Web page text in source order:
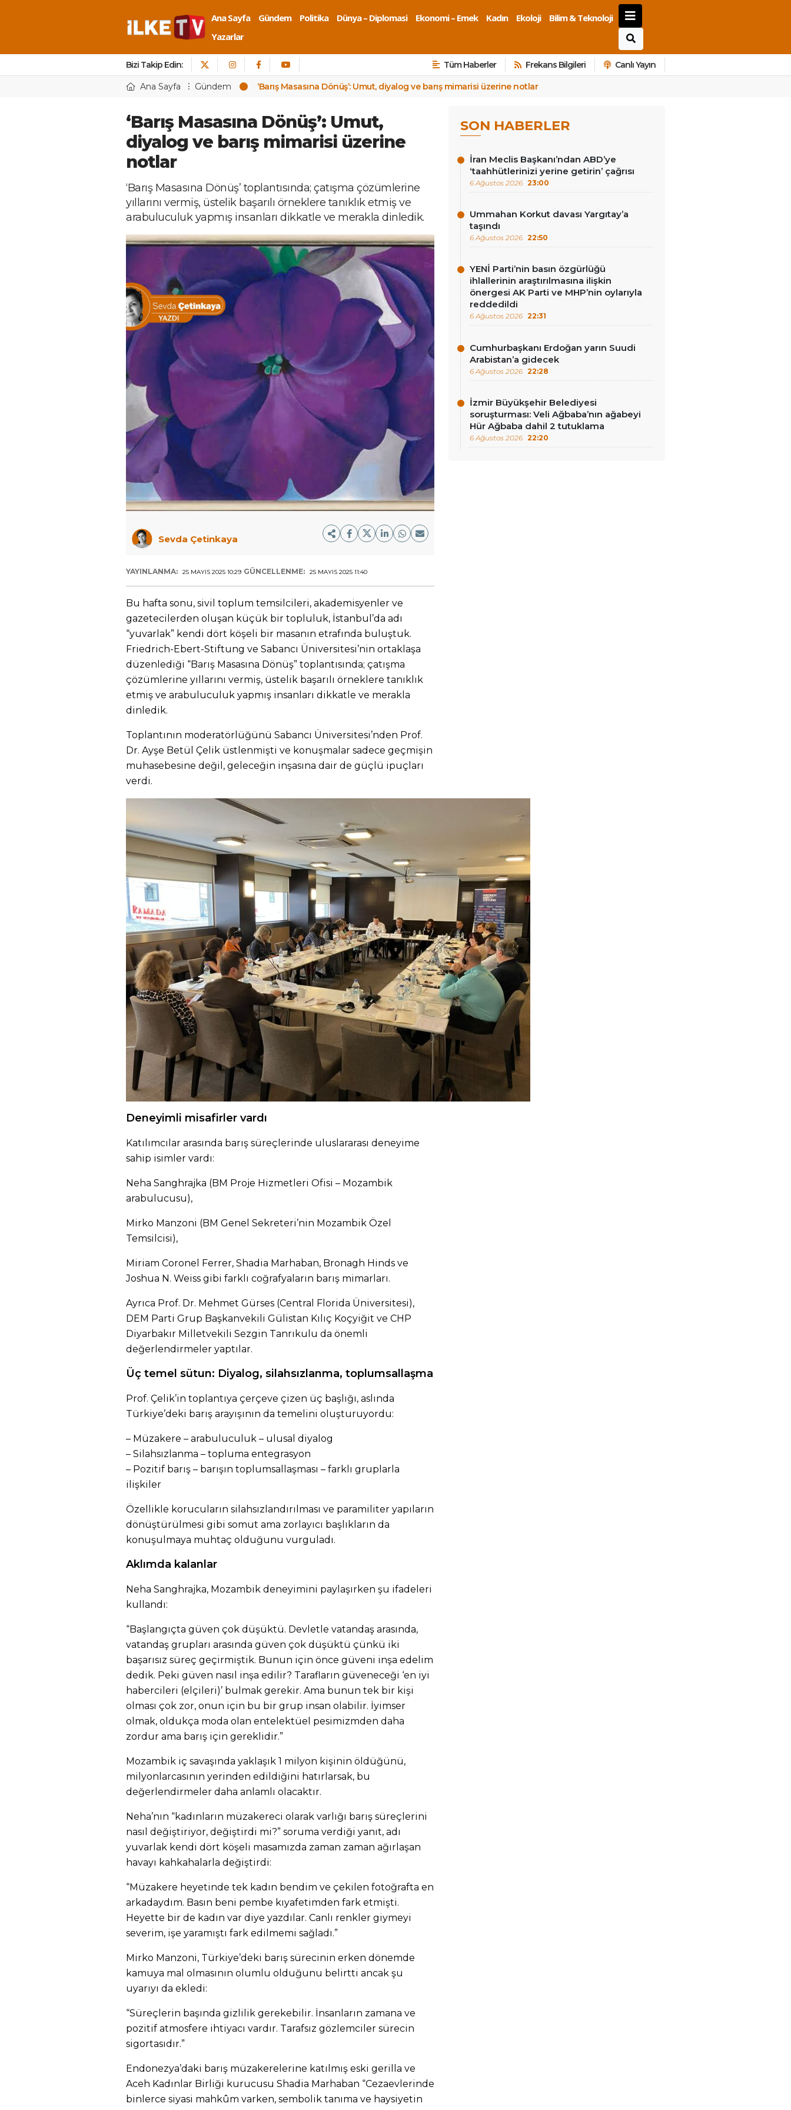
Ana Sayfa Gündem Politika Dünya – Diplomasi Ekonomi – Emek Kadın Ekoloji
Bilim & Teknoloji
Yazarlar
Bizi Takip Edin: Tüm Haberler Frekans Bilgileri Canlı Yayın
Ana Sayfa Gündem ‘Barış Masasına Dönüş’: Umut, diyalog ve barış mimarisi üzerine notlar
‘Barış Masasına Dönüş’: Umut,
diyalog ve barış mimarisi üzerine
notlar
‘Barış Masasına Dönüş’ toplantısında; çatışma çözümlerine
yıllarını vermiş, üstelik başarılı örneklere tanıklık etmiş ve
arabuluculuk yapmış insanları dikkatle ve merakla dinledik.
Sevda Çetinkaya
YAYINLANMA: 25 MAYIS 2025 10:29 GÜNCELLENME: 25 MAYIS 2025 11:40
Bu hafta sonu, sivil toplum temsilcileri, akademisyenler ve
gazetecilerden oluşan küçük bir topluluk, İstanbul’da adı
“yuvarlak” kendi dört köşeli bir masanın etrafında buluştuk.
Friedrich-Ebert-Stiftung ve Sabancı Üniversitesi’nin ortaklaşa
düzenlediği “Barış Masasına Dönüş” toplantısında; çatışma
çözümlerine yıllarını vermiş, üstelik başarılı örneklere tanıklık
etmiş ve arabuluculuk yapmış insanları dikkatle ve merakla
dinledik.
Toplantının moderatörlüğünü Sabancı Üniversitesi’nden Prof.
Dr. Ayşe Betül Çelik üstlenmişti ve konuşmalar sadece geçmişin
muhasebesine değil, geleceğin inşasına dair de güçlü ipuçları
verdi.
Deneyimli misafirler vardı
Katılımcılar arasında barış süreçlerinde uluslararası deneyime
sahip isimler vardı:
Neha Sanghrajka (BM Proje Hizmetleri Ofisi – Mozambik
arabulucusu),
Mirko Manzoni (BM Genel Sekreteri’nin Mozambik Özel
Temsilcisi),
Miriam Coronel Ferrer, Shadia Marhaban, Bronagh Hinds ve
Joshua N. Weiss gibi farklı coğrafyaların barış mimarları.
Ayrıca Prof. Dr. Mehmet Gürses (Central Florida Üniversitesi),
DEM Parti Grup Başkanvekili Gülistan Kılıç Koçyiğit ve CHP
Diyarbakır Milletvekili Sezgin Tanrıkulu da önemli
değerlendirmeler yaptılar.
Üç temel sütun: Diyalog, silahsızlanma, toplumsallaşma
Prof. Çelik’in toplantıya çerçeve çizen üç başlığı, aslında
Türkiye’deki barış arayışının da temelini oluşturuyordu:
– Müzakere – arabuluculuk – ulusal diyalog
– Silahsızlanma – topluma entegrasyon
– Pozitif barış – barışın toplumsallaşması – farklı gruplarla
ilişkiler
Özellikle korucuların silahsızlandırılması ve paramiliter yapıların
dönüştürülmesi gibi somut ama zorlayıcı başlıkların da
konuşulmaya muhtaç olduğunu vurguladı.
Aklımda kalanlar
Neha Sanghrajka, Mozambik deneyimini paylaşırken şu ifadeleri
kullandı:
“Başlangıçta güven çok düşüktü. Devletle vatandaş arasında,
vatandaş grupları arasında güven çok düşüktü çünkü iki
başarısız süreç geçirmiştik. Bunun için önce güveni inşa edelim
dedik. Peki güven nasıl inşa edilir? Tarafların güveneceği ‘en iyi
habercileri (elçileri)’ bulmak gerekir. Ama bunun tek bir kişi
olması çok zor, onun için bu bir grup insan olabilir. İyimser
olmak, oldukça moda olan entelektüel pesimizmden daha
zordur ama barış için gereklidir.”
Mozambik iç savaşında yaklaşık 1 milyon kişinin öldüğünü,
milyonlarcasının yerinden edildiğini hatırlarsak, bu
değerlendirmeler daha anlamlı olacaktır.
Neha’nın “kadınların müzakereci olarak varlığı barış süreçlerini
nasıl değiştiriyor, değiştirdi mi?” soruma verdiği yanıt, adı
yuvarlak kendi dört köşeli masamızda zaman zaman ağırlaşan
havayı kahkahalarla değiştirdi:
“Müzakere heyetinde tek kadın bendim ve çekilen fotoğrafta en
arkadaydım. Basın beni pembe kıyafetimden fark etmişti.
Heyette bir de kadın var diye yazdılar. Canlı renkler giymeyi
severim, işe yaramıştı fark edilmemi sağladı.”
Mirko Manzoni, Türkiye’deki barış sürecinin erken dönemde
kamuya mal olmasının olumlu olduğunu belirtti ancak şu
uyarıyı da ekledi:
“Süreçlerin başında gizlilik gerekebilir. İnsanların zamana ve
pozitif atmosfere ihtiyacı vardır. Tarafsız gözlemciler sürecin
sigortasıdır.”
Endonezya’daki barış müzakerelerine katılmış eski gerilla ve
Aceh Kadınlar Birliği kurucusu Shadia Marhaban “Cezaevlerinde
binlerce siyasi mahkûm varken, sembolik tanıma ve haysiyetin
SON HABERLER
İran Meclis Başkanı’ndan ABD’ye
‘taahhütlerinizi yerine getirin’ çağrısı
6 Ağustos 2026 23:00
Ummahan Korkut davası Yargıtay’a
taşındı
6 Ağustos 2026 22:50
YENİ Parti’nin basın özgürlüğü
ihlallerinin araştırılmasına ilişkin
önergesi AK Parti ve MHP’nin oylarıyla
reddedildi
6 Ağustos 2026 22:31
Cumhurbaşkanı Erdoğan yarın Suudi
Arabistan’a gidecek
6 Ağustos 2026 22:28
İzmir Büyükşehir Belediyesi
soruşturması: Veli Ağbaba’nın ağabeyi
Hür Ağbaba dahil 2 tutuklama
6 Ağustos 2026 22:20